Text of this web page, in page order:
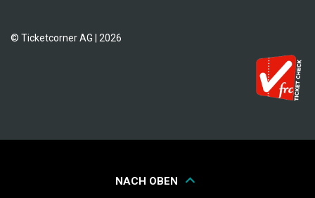
© Ticketcorner AG | 2026
NACH OBEN